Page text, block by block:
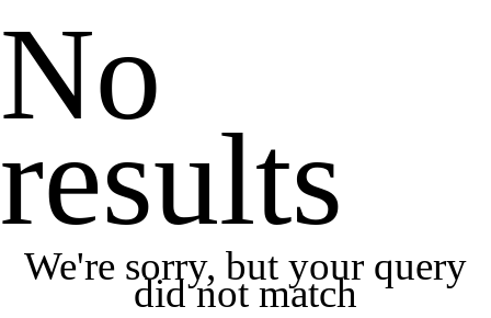
No
results
We're sorry, but your query
did not match